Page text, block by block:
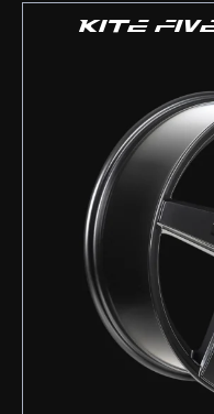
KITE